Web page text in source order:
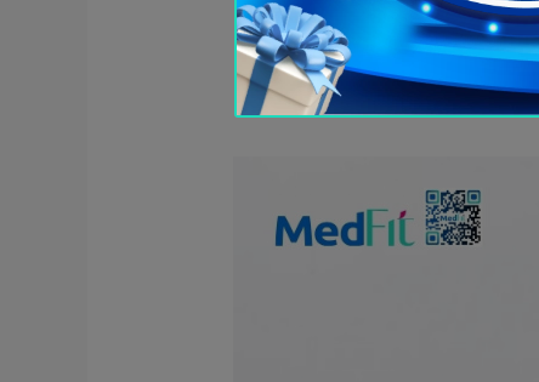
hợp với tình trạng
khiến các cơ quan
từ các tổn thương bị